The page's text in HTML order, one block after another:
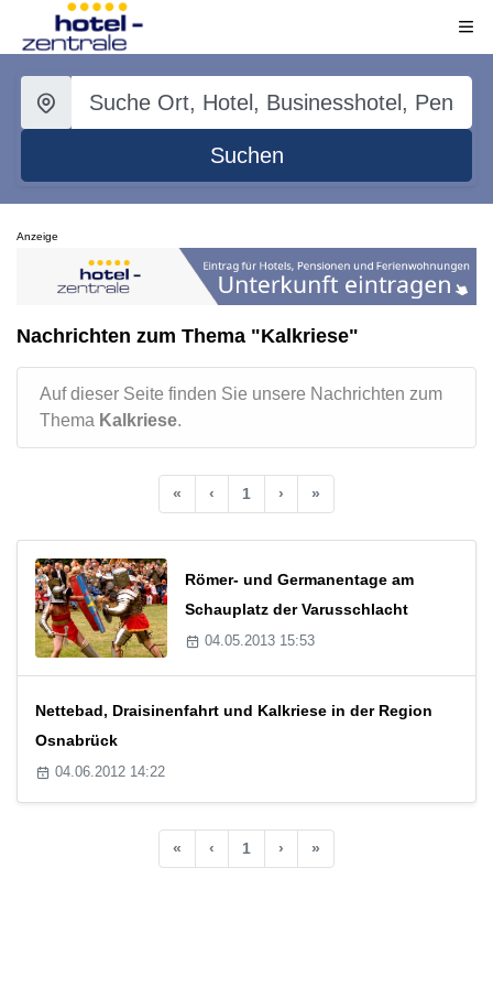
Suchen
Anzeige
Nachrichten zum Thema "Kalkriese"
Auf dieser Seite finden Sie unsere Nachrichten zum
Thema Kalkriese.
« ‹ 1 › »
Römer- und Germanentage am
Schauplatz der Varusschlacht
04.05.2013 15:53
Nettebad, Draisinenfahrt und Kalkriese in der Region
Osnabrück
04.06.2012 14:22
« ‹ 1 › »